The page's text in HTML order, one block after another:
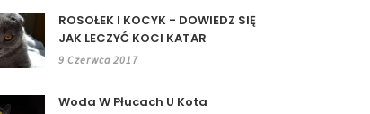
ROSOŁEK I KOCYK - DOWIEDZ SIĘ
JAK LECZYĆ KOCI KATAR
9 Czerwca 2017
Woda W Płucach U Kota